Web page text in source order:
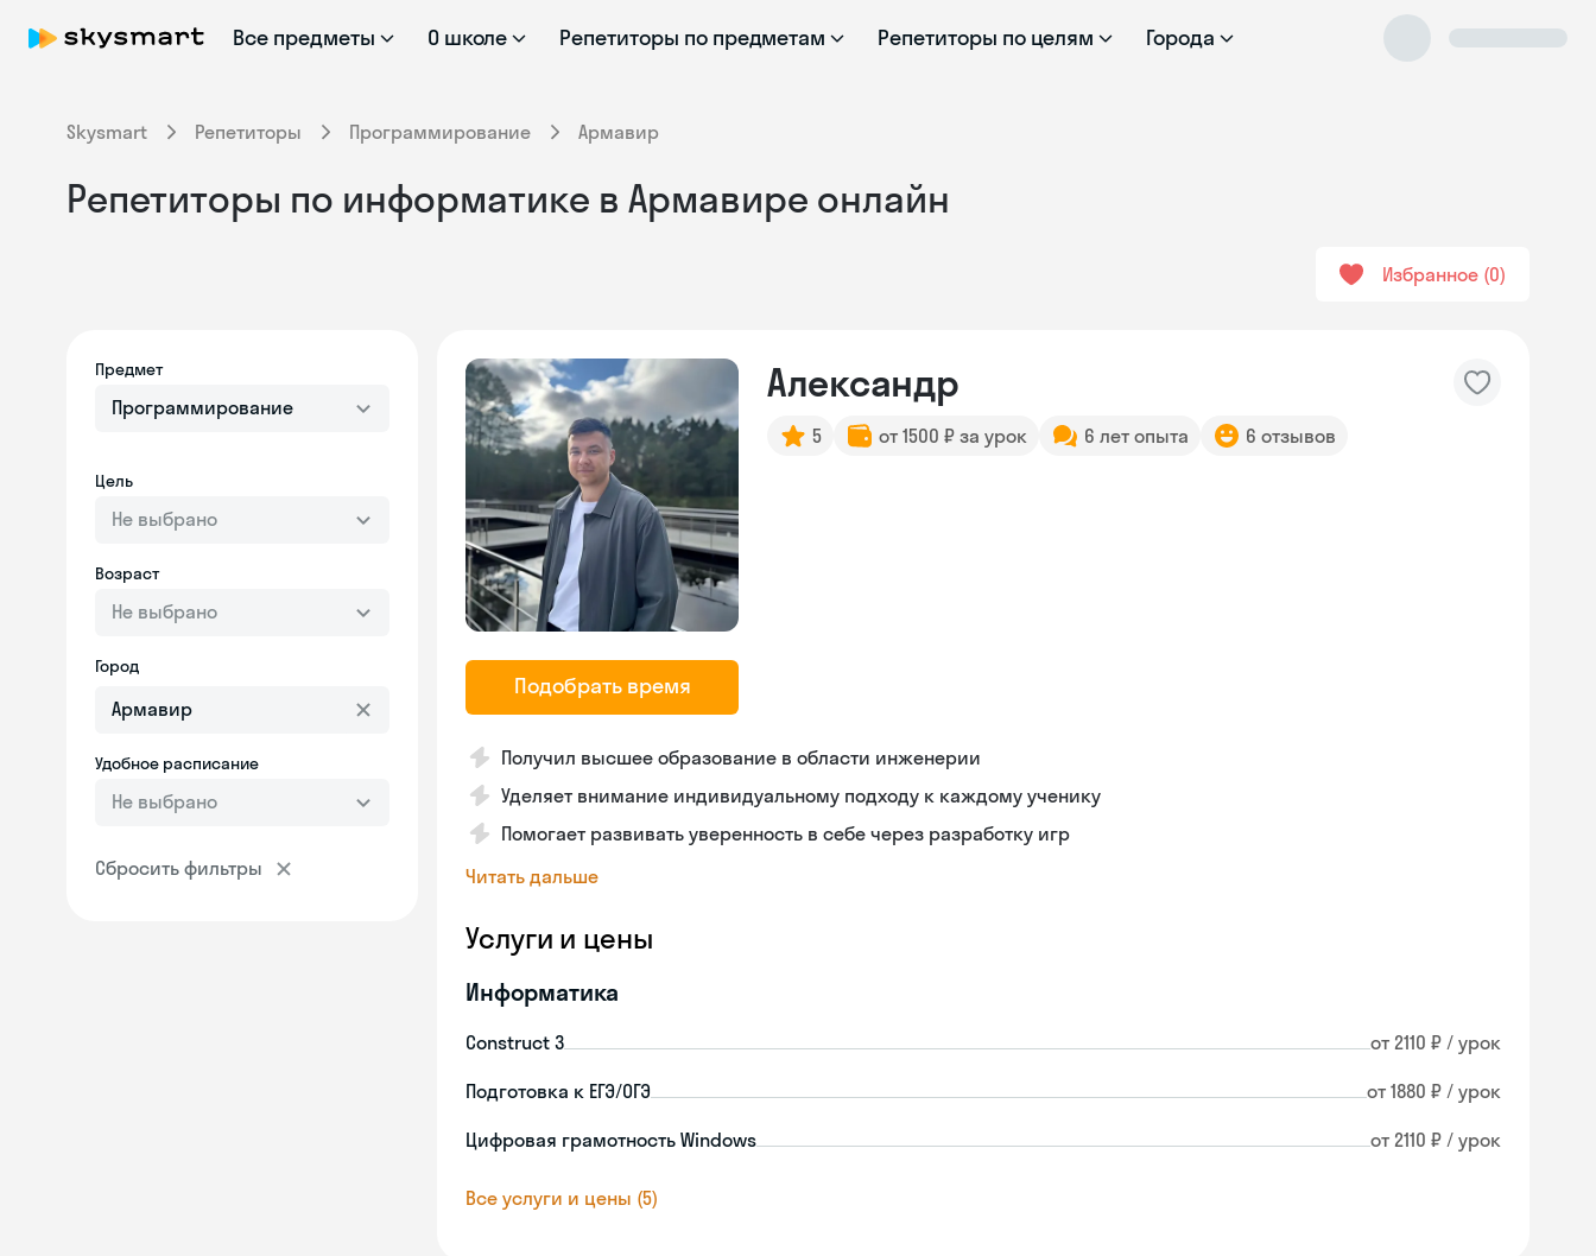
Все предметы О школе Репетиторы по предметам Репетиторы по целям Города
Skysmart Репетиторы Программирование Армавир
Репетиторы по информатике в Армавире онлайн
Избранное 0
Предмет
Программирование
Цель
Не выбрано
Возраст
Не выбрано
Город
Удобное расписание
Не выбрано
Сбросить фильтры
Подобрать время
Александр
5 от 1500 ₽ за урок 6 лет опыта 6 отзывов
Получил высшее образование в области инженерии
Уделяет внимание индивидуальному подходу к каждому ученику
Помогает развивать уверенность в себе через разработку игр
Читать дальше
Услуги и цены
Информатика
Construct 3 от 2110 ₽ / урок
Подготовка к ЕГЭ/ОГЭ от 1880 ₽ / урок
Цифровая грамотность Windows от 2110 ₽ / урок
Все услуги и цены (5)